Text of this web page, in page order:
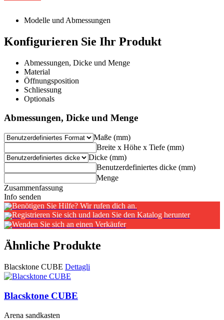
Modelle und Abmessungen
Konfigurieren Sie Ihr Produkt
Abmessungen, Dicke und Menge
Material
Öffnungsposition
Schliessung
Optionals
Abmessungen, Dicke und Menge
Maße (mm)
Breite x Höhe x Tiefe (mm)
Dicke (mm)
Benutzerdefiniertes dicke (mm)
Menge
Zusammenfassung
Info senden
Benötigen Sie Hilfe? Wir rufen dich an.
Registrieren Sie sich und laden Sie den Katalog herunter
Wenden Sie sich an einen Verkäufer
Ähnliche Produkte
Blacsktone CUBE Dettagli
Blacsktone CUBE
Arena sandkasten